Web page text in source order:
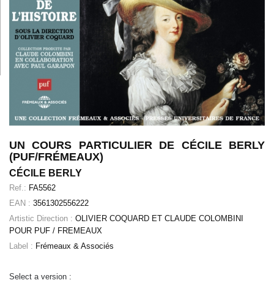
UN COURS PARTICULIER DE CÉCILE BERLY
(PUF/FRÉMEAUX)
CÉCILE BERLY
Ref.: FA5562
EAN : 3561302556222
Artistic Direction : OLIVIER COQUARD ET CLAUDE COLOMBINI
POUR PUF / FREMEAUX
Label : Frémeaux & Associés
Select a version :